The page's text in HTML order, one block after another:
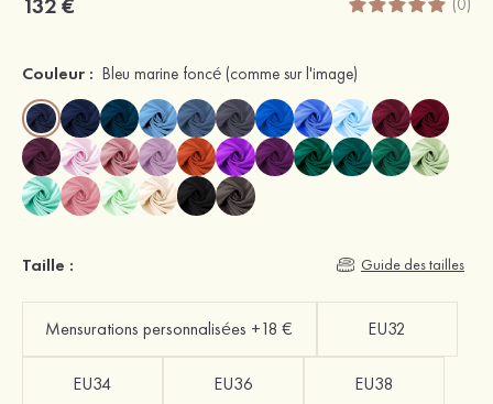
(0)
Couleur : Bleu marine foncé (comme sur l'image)
Taille : Guide des tailles
Mensurations personnalisées +18 € EU32
EU34 EU36 EU38